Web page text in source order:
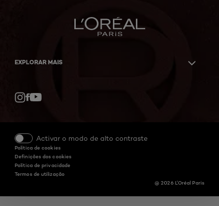
EXPLORAR MAIS
Activar o modo de alto contraste
Política de cookies
Definições dos cookies
Política de privacidade
Termos de utilização
@ 2026 L'Oréal Paris